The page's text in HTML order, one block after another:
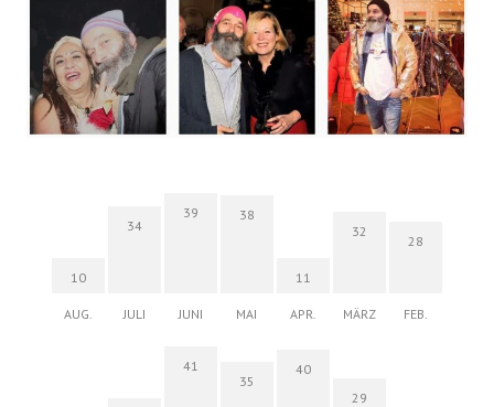
10
AUG.
34
JULI
39
JUNI
38
MAI
11
APR.
32
MÄRZ
28
FEB.
41
35
40
29